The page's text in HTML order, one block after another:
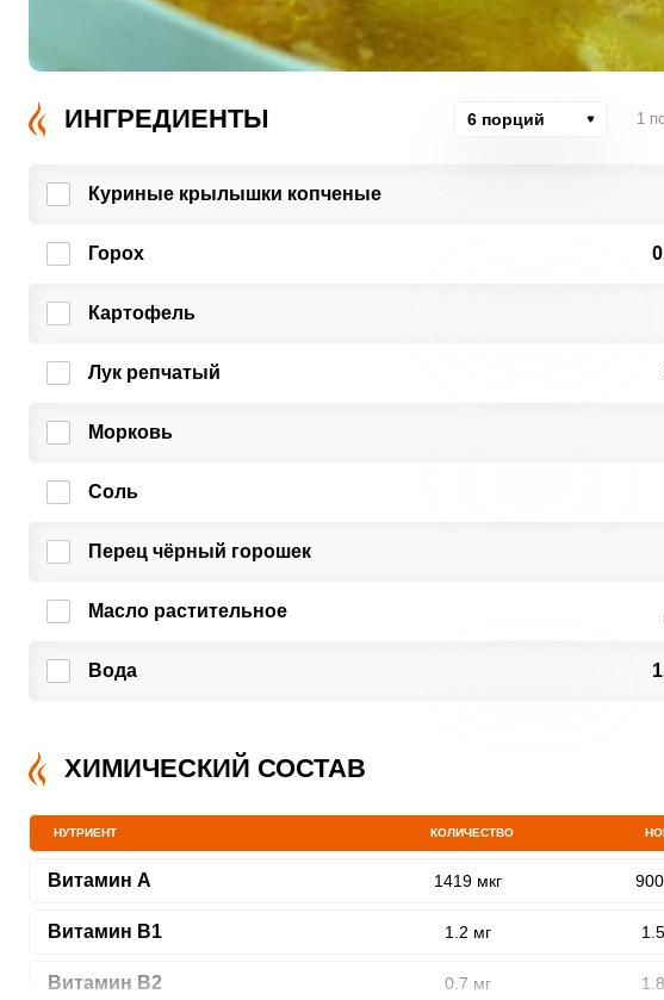
ИНГРЕДИЕНТЫ 6 порций 1
Куриные крылышки копченые
Горох
Картофель
Лук репчатый
Морковь
Соль
Перец чёрный горошек
Масло растительное
Вода
ХИМИЧЕСКИЙ СОСТАВ
НУТРИЕНТ КОЛИЧЕСТВО
Витамин A 1419 мкг
Витамин В1 1.2 мг
Витамин В2 0.7 мг